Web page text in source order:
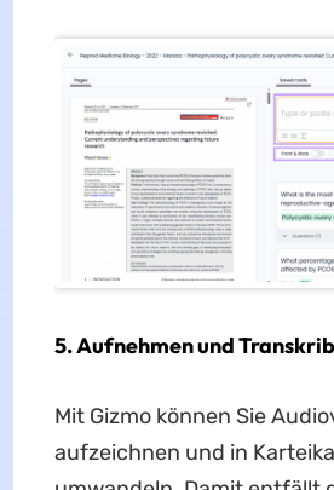
5.Aufnehmen und
Mit Gizmo können Sie
aufzeichnen und in